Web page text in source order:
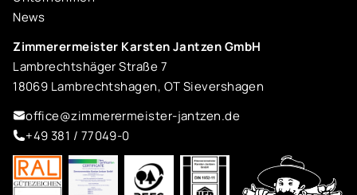
News
Zimmerermeister Karsten Jantzen GmbH
Lambrechtshäger Straße 7
18069 Lambrechtshagen, OT Sievershagen
office@zimmerermeister-jantzen.de
+49 381 / 77049-0